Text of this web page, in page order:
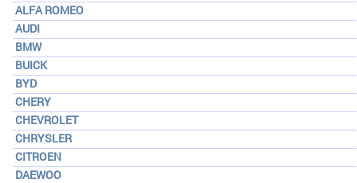
ALFA ROMEO
AUDI
BMW
BUICK
BYD
CHERY
CHEVROLET
CHRYSLER
CITROEN
DAEWOO